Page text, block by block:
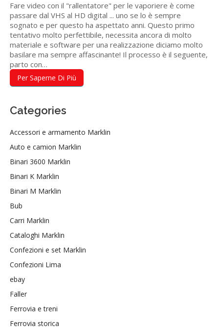
Fare video con il "rallentatore" per le vaporiere è come
passare dal VHS al HD digital ... uno se lo è sempre
sognato e per questo ha aspettato anni. Questo primo
tentativo molto perfettibile, necessita ancora di molto
materiale e software per una realizzazione diciamo molto
basilare ma sempre affascinante! Il processo è il seguente,
parto con…
Per Saperne Di Più
Categories
Accessori e armamento Marklin
Auto e camion Marklin
Binari 3600 Marklin
Binari K Marklin
Binari M Marklin
Bub
Carri Marklin
Cataloghi Marklin
Confezioni e set Marklin
Confezioni Lima
ebay
Faller
Ferrovia e treni
Ferrovia storica